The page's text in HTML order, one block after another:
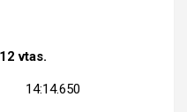
vtas.